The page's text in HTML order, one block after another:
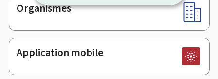
Organismes
Application mobile